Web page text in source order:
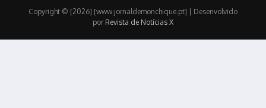
Copyright © [2026] [www.jornaldemonchique.pt] | Desenvolvido
por Revista de Notícias X